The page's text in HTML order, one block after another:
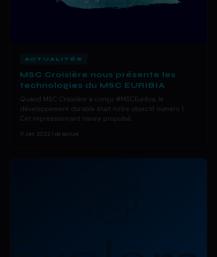
ACTUALITÉS
MSC Croisière nous présente les
technologies du MSC EURIBIA
Quand MSC Croisière a conçu #MSCEuribia, le
développement durable était notre objectif numéro 1.
Cet impressionnant navire propulsé…
11 Jan 2022 1 de lecture